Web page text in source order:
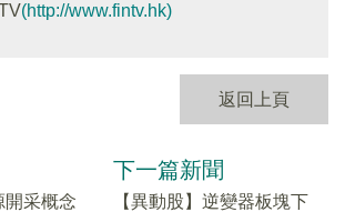
(http://www.fintv.hk)
返回上頁
開采概念
下一篇新聞
【異動股】逆變器板塊下